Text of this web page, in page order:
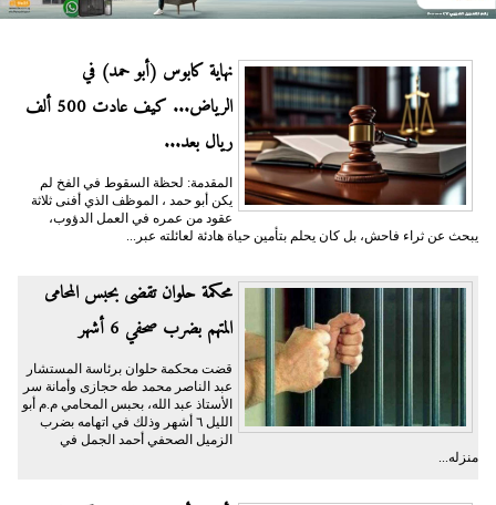
نهاية كابوس (أبو حمد) في
الرياض... كيف عادت 500 ألف
ريال بعد...
المقدمة: لحظة السقوط في الفخ لم
يكن أبو حمد ، الموظف الذي أفنى ثلاثة
عقود من عمره في العمل الدؤوب،
يبحث عن ثراء فاحش، بل كان يحلم بتأمين حياة هادئة لعائلته عبر...
محكمة حلوان تقضى بحبس المحامى
المتهم بضرب صحفي 6 أشهر
قضت محكمة حلوان برئاسة المستشار
عبد الناصر محمد طه حجازى وأمانة سر
الأستاذ عبد الله، بحبس المحامي م.م أبو
الليل ٦ أشهر وذلك في اتهامه بضرب
الزميل الصحفي أحمد الجمل في
منزله...